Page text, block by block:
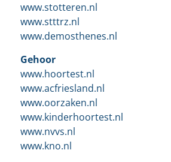
www.stotteren.nl
www.stttrz.nl
www.demosthenes.nl
Gehoor
www.hoortest.nl
www.acfriesland.nl
www.oorzaken.nl
www.kinderhoortest.nl
www.nvvs.nl
www.kno.nl